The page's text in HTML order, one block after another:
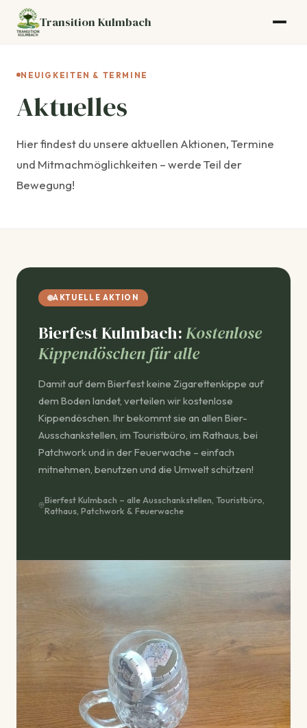
Transition Kulmbach
NEUIGKEITEN & TERMINE
Aktuelles
Hier findest du unsere aktuellen Aktionen, Termine
und Mitmachmöglichkeiten – werde Teil der
Bewegung!
AKTUELLE AKTION
Bierfest Kulmbach:Kostenlose
Kippendöschen für alle
Damit auf dem Bierfest keine Zigarettenkippe auf
dem Boden landet, verteilen wir kostenlose
Kippendöschen. Ihr bekommt sie an allen Bier-
Ausschankstellen, im Touristbüro, im Rathaus, bei
Patchwork und in der Feuerwache – einfach
mitnehmen, benutzen und die Umwelt schützen!
Bierfest Kulmbach – alle Ausschankstellen, Touristbüro,
Rathaus, Patchwork & Feuerwache